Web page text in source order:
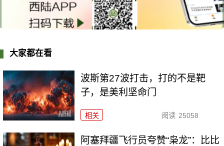
大家都在看
波斯第27波打击，打的不是靶
子，是美利坚命门
相关 阅读 25058
阿塞拜疆飞行员夸赞“枭龙”：比比